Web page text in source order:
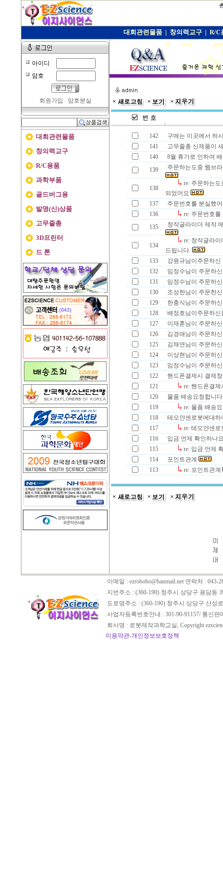
대회관련물품 | 창의력교구 | R/C
아이디
암호
회원가입 암호분실
대회관련물품
창의력교구
R/C용품
과학부품
골드버그용
발명(신)상품
고무줄총
3D프린터
드 론
142
구매는 이곳에서 하
141
고무줄총 신제품이
140
8월 휴가로 인하여
139
주문하는도중 웹브
138
re: 주문하는
되었어요
137
주문번호를 분실했
136
re: 주문번호
135
창작글라이더 제작
134
re: 창작글라
드립니다.
133
강원규님이주문하
132
임정수님이 주문하
131
임정수님이 주문하
130
조성한님이 주문한
129
한충식님이 주문하
128
배정호님이주문하
127
이재훈님이 주문하
126
김경애님이 주문하
125
김채연님이 주문하
124
이상현님이 주문하
123
임정수님이 주문하
122
핸드폰결제시 결제
121
re: 핸드폰결
120
물품 배송요청합니
119
re: 물품 배송
118
테오얀센로봇에대
117
re: 테오얀센
116
입금 언제 확인하나
115
re: 입금 언제
114
포인트관계
113
re: 포인트관계
이메일 : ezrobobo@hanmail.net 연락처 : 043-
지번주소 : (360-190) 청주시 상당구 용담동
도로명주소 : (360-190) 청주시 상당구 산성
사업자등록번호안내 : 301-90-91157/ 통신
회사명 : 로봇제작과학교실, Copyright
이용약관-개인정보보호정책